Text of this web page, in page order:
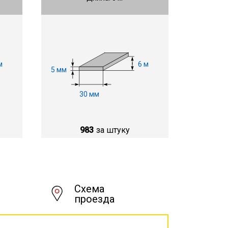
5 мм
6 м
30 мм
983 за штуку
Схема
проезда